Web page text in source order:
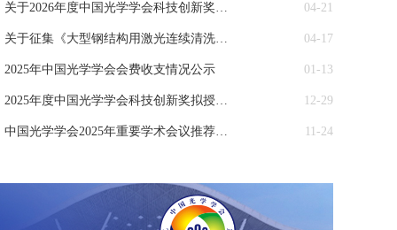
· 关于2026年度中国光学学会科技创新奖提名推荐工作的通知 04-21
· 关于征集《大型钢结构用激光连续清洗机技术规范》六项标准参编单位的通知 04-17
2025年中国光学学会会费收支情况公示 01-13
· 2025年度中国光学学会科技创新奖拟授奖名单公示 12-29
· 中国光学学会2025年重要学术会议推荐公示 11-24